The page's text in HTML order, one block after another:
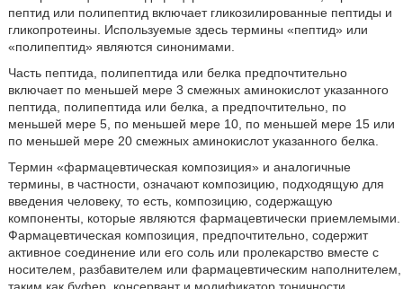
пептид или полипептид включает гликозилированные пептиды и
гликопротеины. Используемые здесь термины «пептид» или
«полипептид» являются синонимами.
Часть пептида, полипептида или белка предпочтительно
включает по меньшей мере 3 смежных аминокислот указанного
пептида, полипептида или белка, а предпочтительно, по
меньшей мере 5, по меньшей мере 10, по меньшей мере 15 или
по меньшей мере 20 смежных аминокислот указанного белка.
Термин «фармацевтическая композиция» и аналогичные
термины, в частности, означают композицию, подходящую для
введения человеку, то есть, композицию, содержащую
компоненты, которые являются фармацевтически приемлемыми.
Фармацевтическая композиция, предпочтительно, содержит
активное соединение или его соль или пролекарство вместе с
носителем, разбавителем или фармацевтическим наполнителем,